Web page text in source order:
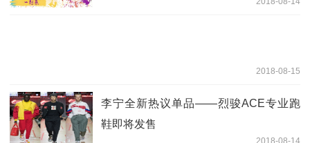
2018-08-15
李宁全新热议单品——烈骏ACE专业跑
鞋即将发售
2018-08-14